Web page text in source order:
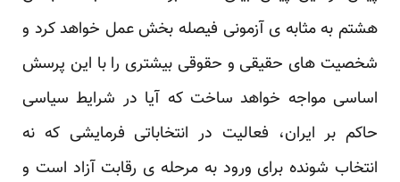
هشتم به مثابه ی آزمونی فیصله بخش عمل خواهد کرد و
‏شخصیت های حقیقی و حقوقی بیشتری را با این پرسش
اساسی مواجه خواهد ساخت که آیا در شرایط سیاسی
‏حاکم بر ایران، فعالیت در انتخاباتی فرمایشی که نه
انتخاب شونده برای ورود به مرحله ی رقابت آزاد است و